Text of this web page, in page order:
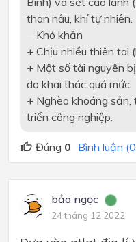
than nâu, khí tự nhiên.
− Khó khăn
+ Chịu nhiều thiên tai
+ Một số tài nguyên
do khai thác quá mức.
+ Nghèo khoáng sản,
triển công nghiệp.
Đúng 0 Bình luận
bảo ngọc
24 tháng 12 2022